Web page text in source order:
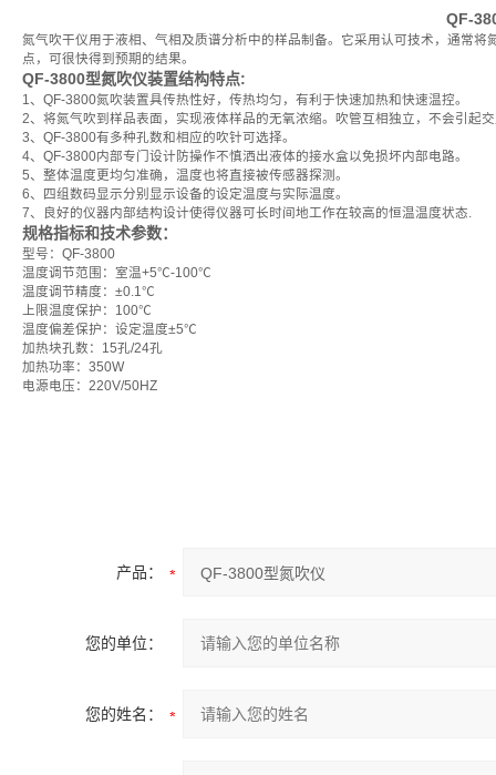
QF-
氮气吹干仪用于液相、气相及质谱分析中的样品制备。它采用认可技术，通常
点，可很快得到预期的结果。
QF-3800型氮吹仪装置结构特点:
1、QF-3800氮吹装置具传热性好，传热均匀，有利于快速加热和快速温控。
2、将氮气吹到样品表面，实现液体样品的无氧浓缩。吹管互相独立，不会引起
3、QF-3800有多种孔数和相应的吹针可选择。
4、QF-3800内部专门设计防操作不慎洒出液体的接水盒以免损坏内部电路。
5、整体温度更均匀准确，温度也将直接被传感器探测。
6、四组数码显示分别显示设备的设定温度与实际温度。
7、良好的仪器内部结构设计使得仪器可长时间地工作在较高的恒温温度状态.
规格指标和技术参数：
型号：QF-3800
温度调节范围：室温+5℃-100℃
温度调节精度：±0.1℃
上限温度保护：100℃
温度偏差保护：设定温度±5℃
加热块孔数：15孔/24孔
加热功率：350W
电源电压：220V/50HZ
产品：
您的单位：
您的姓名：